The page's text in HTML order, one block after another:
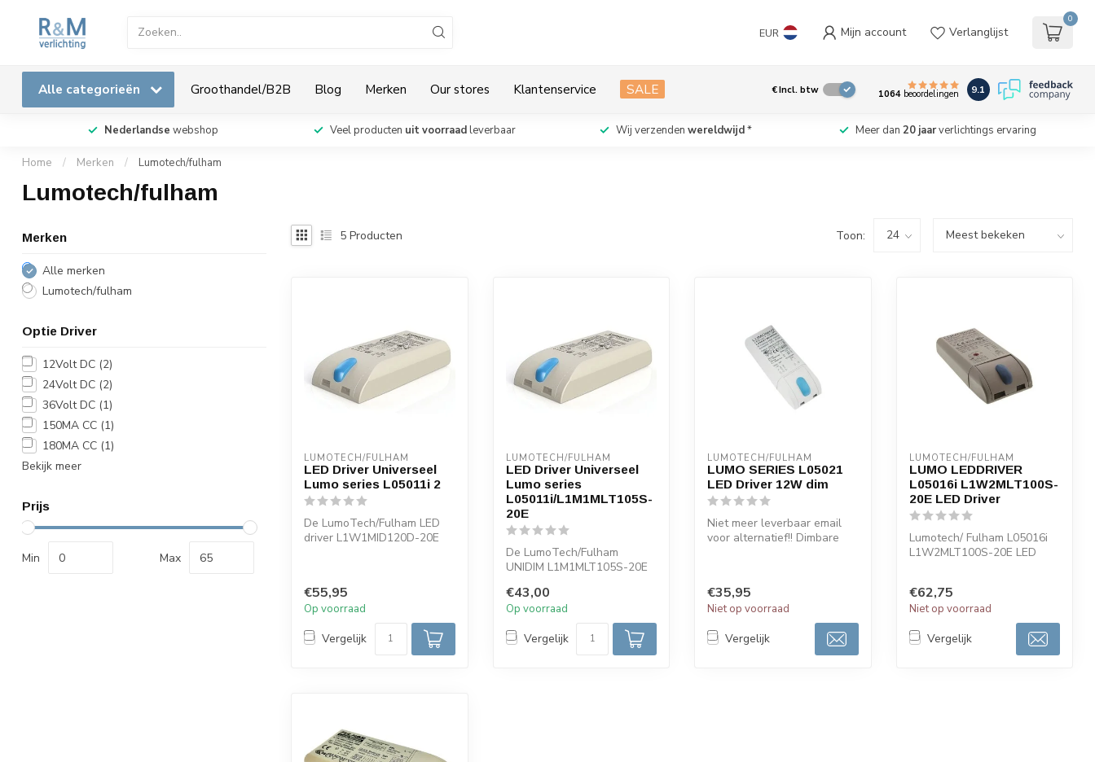
EUR Mijn account Verlanglijst
0
Alle categorieën Groothandel/B2B Blog Merken Our stores Klantenservice SALE €Incl. btw 1064beoordelingen 9.1
Nederlandse webshop Veel producten uit voorraadleverbaar Wij verzenden wereldwijd* Meer dan 20 jaarverlichtings ervaring
Home / Merken / Lumotech/fulham
Lumotech/fulham
Merken
Alle merken
Lumotech/fulham
Optie Driver
12Volt DC (2)
24Volt DC (2)
36Volt DC (1)
150MA CC (1)
180MA CC (1)
Bekijk meer
Prijs
Min Max
5 Producten Toon:
LUMOTECH/FULHAM
LED Driver Universeel
Lumo series L05011i 2
De LumoTech/Fulham LED
driver L1W1MID120D-20E
€55,95
Op voorraad
Vergelijk
LUMOTECH/FULHAM
LED Driver Universeel
Lumo series
L05011i/L1M1MLT105S-
20E
De LumoTech/Fulham
UNIDIM L1M1MLT105S-20E
driver, ontwo...
€43,00
Op voorraad
Vergelijk
LUMOTECH/FULHAM
LUMO SERIES L05021
LED Driver 12W dim
Niet meer leverbaar email
voor alternatief!! Dimbare
€35,95
Niet op voorraad
Vergelijk
LUMOTECH/FULHAM
LUMO LEDDRIVER
L05016i L1W2MLT100S-
20E LED Driver
Lumotech/ Fulham L05016i
L1W2MLT100S-20E LED
€62,75
Niet op voorraad
Vergelijk